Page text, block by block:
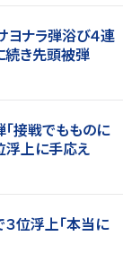
ヨナラ弾浴び４連
き先頭被弾
接戦でもものに
浮上に手応え
位浮上「本当に